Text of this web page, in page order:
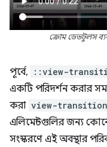
ক্রোম ডেভটুলস
পূর্বে, ::view-
একটি পরিদর্শন করার
করা view-
এলিমেন্টগুলির জন্য
সংস্করণে এই অবস্থার